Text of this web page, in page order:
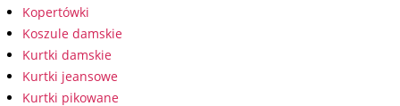
Kopertówki
Koszule damskie
Kurtki damskie
Kurtki jeansowe
Kurtki pikowane